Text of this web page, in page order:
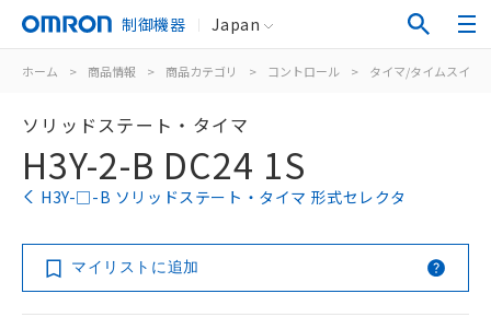
制御機器 Japan
ホーム > 商品情報 > 商品カテゴリ > コントロール > タイマ/タイムスイッ
ソリッドステート・タイマ
H3Y-2-B DC24 1S
H3Y-□-B ソリッドステート・タイマ 形式セレクタ
マイリストに追加